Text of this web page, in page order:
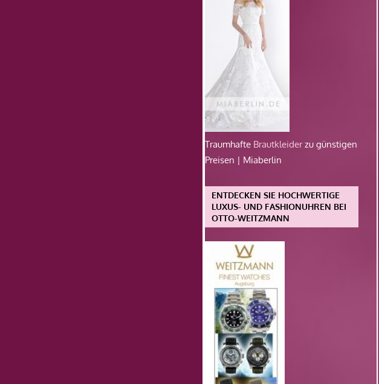
Traumhafte Brautkleiderzu günstigen
Preisen | Miaberlin
ENTDECKEN SIE HOCHWERTIGE
LUXUS- UND FASHIONUHREN BEI
OTTO-WEITZMANN